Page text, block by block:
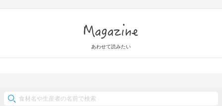
あわせて読みたい